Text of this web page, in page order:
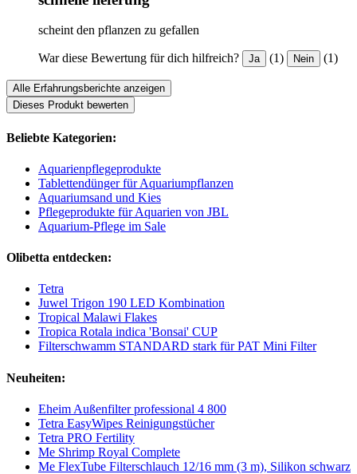
scheint den pflanzen zu gefallen
War diese Bewertung für dich hilfreich? Ja (1) Nein (1)
Alle Erfahrungsberichte anzeigen
Dieses Produkt bewerten
Beliebte Kategorien:
Aquarienpflegeprodukte
Tablettendünger für Aquariumpflanzen
Aquariumsand und Kies
Pflegeprodukte für Aquarien von JBL
Aquarium-Pflege im Sale
Olibetta entdecken:
Tetra
Juwel Trigon 190 LED Kombination
Tropical Malawi Flakes
Tropica Rotala indica 'Bonsai' CUP
Filterschwamm STANDARD stark für PAT Mini Filter
Neuheiten:
Eheim Außenfilter professional 4 800
Tetra EasyWipes Reinigungstücher
Tetra PRO Fertility
Me Shrimp Royal Complete
Me FlexTube Filterschlauch 12/16 mm (3 m), Silikon schwarz